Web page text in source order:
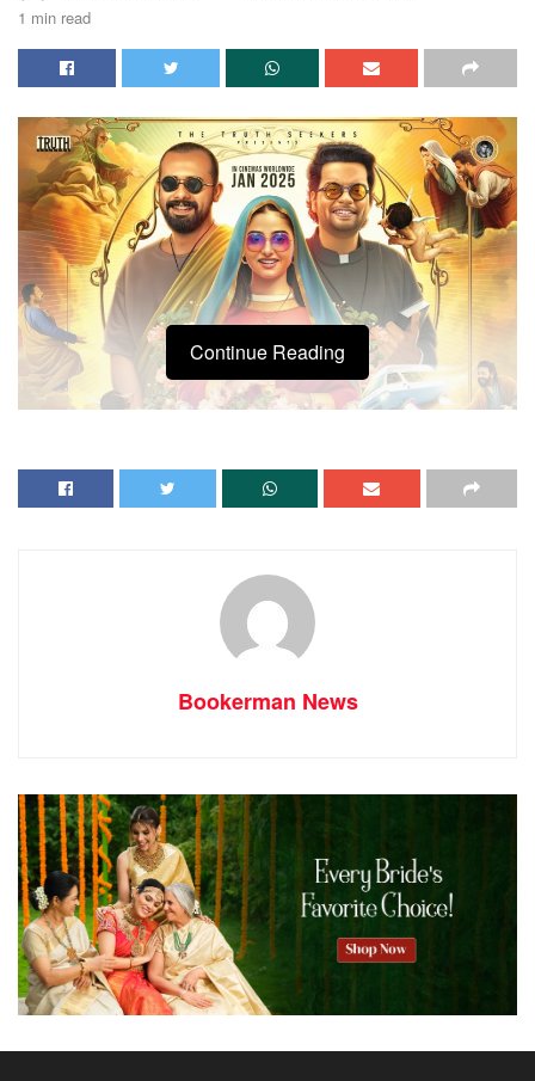
1 min read
തീയേറ്ററുകളിലെത്തുന്നു.
പേര് കേട്ട ഒരു ക്രിസ്തീയ തറവാടിന്റെ ഏക
അനന്തരാവകാശിയായിട്ടു കൂടി, അമ്മയുടെ നേർച്ച
നിറവേറ്റാൻ വേണ്ടി സ്വന്തം പ്രണയം പോലും ത്യജിച്ചു
വൈദികനായ, തോമസ് (ബാലു വർഗീസ് )
ജീവരക്ഷക്കായി അഭയം തേടിയെത്തിയ യുവതിയെ
(അനശ്വര രാജൻ) പള്ളി മന്ദിരത്തിൽ ഒളിക്കുവാൻ
സമ്മതിച്ചതോടു കൂടി കഥ തുടങ്ങുന്നു , കൂടെ
Continue Reading
Bookerman News